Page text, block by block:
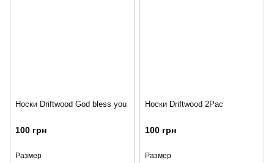
Носки Driftwood God bless you
100 грн
Размер
Носки Driftwood 2Pac
100 грн
Размер